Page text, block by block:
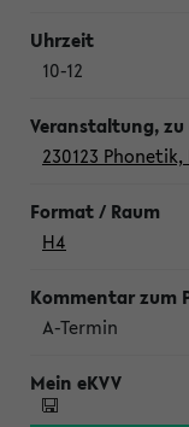
10-12
230123
H4
A-Termin